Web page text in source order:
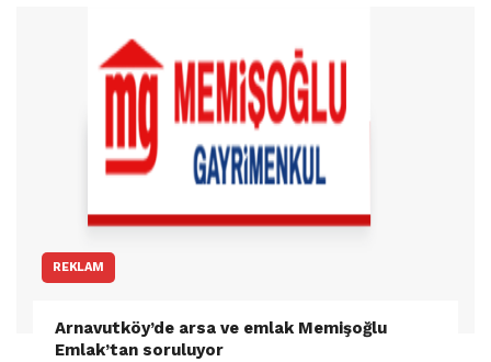
REKLAM
Arnavutköy’de arsa ve emlak Memişoğlu
Emlak’tan soruluyor